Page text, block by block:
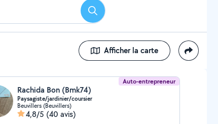
Rechercher
Afficher la carte
Auto-entrepreneur
Rachida Bon (Bmk74)
Paysagiste/jardinier/coursier
Beuvillers (Beuvillers)
4,8/5 (40 avis)